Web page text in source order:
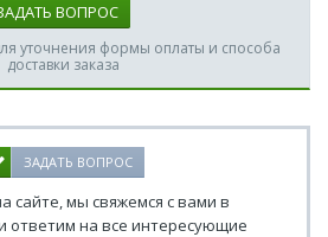
ВОПРОС
уточнения формы оплаты и способа
доставки заказа
ЗАДАТЬ ВОПРОС
сайте, мы свяжемся с вами в
ответим на все интересующие